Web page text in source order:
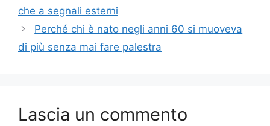
che a segnali esterni
Perché chi è nato negli anni 60 si muoveva
di più senza mai fare palestra
Lascia un commento